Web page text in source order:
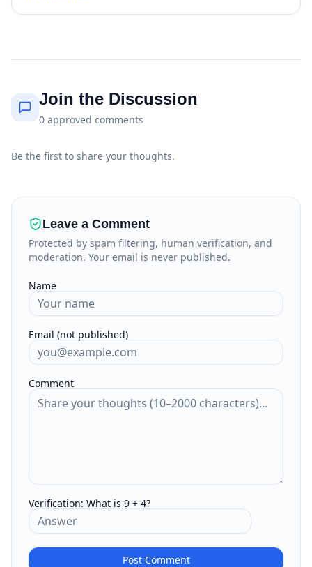
Join the Discussion
0 approved comments
Be the first to share your thoughts.
Leave a Comment
Protected by spam filtering, human verification, and
moderation. Your email is never published.
Name
Email (not published)
Comment
Verification: What is 9 + 4?
Post Comment